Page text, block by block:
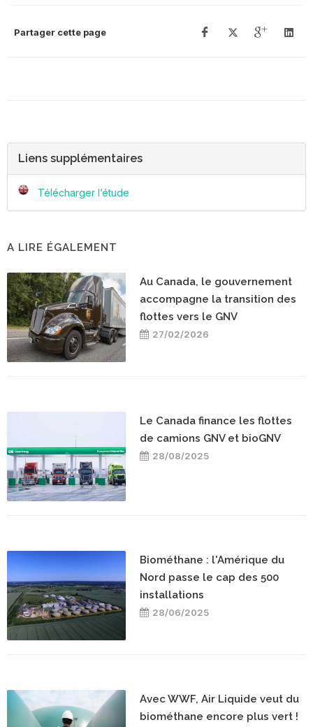
Partager cette page
Liens supplémentaires
Télécharger l’étude
A LIRE ÉGALEMENT
Au Canada, le gouvernement
accompagne la transition des
flottes vers le GNV
27/02/2026
Le Canada finance les flottes
de camions GNV et bioGNV
28/08/2025
Biométhane : l'Amérique du
Nord passe le cap des 500
installations
28/06/2025
Avec WWF, Air Liquide veut du
biométhane encore plus vert !